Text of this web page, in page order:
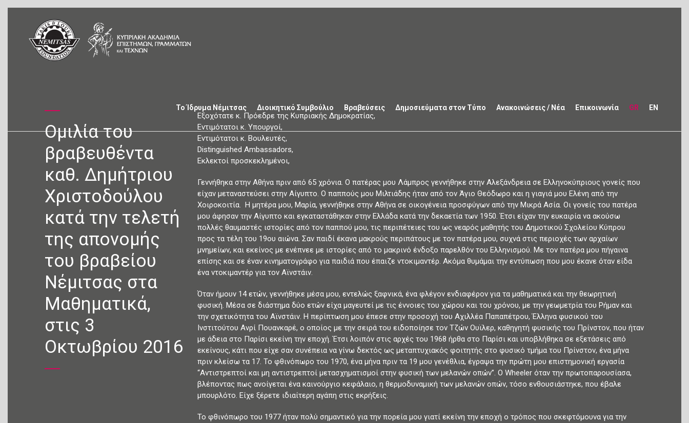
Το Ίδρυμα Νέμιτσας Διοικητικό Συμβούλιο Βραβεύσεις Δημοσιεύματα στον Τύπο Ανακοινώσεις / Νέα Επικοινωνία GR EN
Ομιλία του
βραβευθέντα
καθ. Δημήτριου
Χριστοδούλου
κατά την τελετή
της απονομής
του βραβείου
Νέμιτσας στα
Μαθηματικά,
στις 3
Οκτωβρίου 2016
Εξοχότατε κ. Πρόεδρε της Κυπριακής Δημοκρατίας,
Εντιμότατοι κ. Υπουργοί,
Εντιμότατοι κ. Βουλευτές,
Distinguished Ambassadors,
Εκλεκτοί προσκεκλημένοι,
Γεννήθηκα στην Αθήνα πριν από 65 χρόνια. Ο πατέρας μου Λάμπρος γεννήθηκε στην Αλεξάνδρεια σε Ελληνοκύπριους γονείς που
είχαν μεταναστεύσει στην Αίγυπτο. Ο παππούς μου Μιλτιάδης ήταν από τον Άγιο Θεόδωρο και η γιαγιά μου Ελένη από την
Χοιροκοιτία. Η μητέρα μου, Μαρία, γεννήθηκε στην Αθήνα σε οικογένεια προσφύγων από την Μικρά Ασία. Οι γονείς του πατέρα
μου άφησαν την Αίγυπτο και εγκαταστάθηκαν στην Ελλάδα κατά την δεκαετία των 1950. Έτσι είχαν την ευκαιρία να ακούσω
πολλές θαυμαστές ιστορίες από τον παππού μου, τις περιπέτειες του ως νεαρός μαθητής του Δημοτικού Σχολείου Κύπρου
προς τα τέλη του 19ου αιώνα. Σαν παιδί έκανα μακρούς περιπάτους με τον πατέρα μου, συχνά στις περιοχές των αρχαίων
μνημείων, και εκείνος με ενέπνεε με ιστορίες από το μακρινό ένδοξο παρελθόν του Ελληνισμού. Με τον πατέρα μου πήγαινα
επίσης και σε έναν κινηματογράφο για παιδιά που έπαιζε ντοκιμαντέρ. Ακόμα θυμάμαι την εντύπωση που μου έκανε όταν είδα
ένα ντοκιμαντέρ για τον Αϊνστάιν.
Όταν ήμουν 14 ετών, γεννήθηκε μέσα μου, εντελώς ξαφνικά, ένα φλέγον ενδιαφέρον για τα μαθηματικά και την θεωρητική
φυσική. Μέσα σε διάστημα δύο ετών είχα μαγευτεί με τις έννοιες του χώρου και του χρόνου, με την γεωμετρία του Ρήμαν και
την σχετικότητα του Αϊνστάιν. Η περίπτωση μου έπεσε στην προσοχή του Αχιλλέα Παπαπέτρου, Έλληνα φυσικού του
Ινστιτούτου Ανρί Πουανκαρέ, ο οποίος με την σειρά του ειδοποίησε τον Τζών Ουϊλερ, καθηγητή φυσικής του Πρίνστον, που ήταν
με άδεια στο Παρίσι εκείνη την εποχή. Έτσι λοιπόν στις αρχές του 1968 ήρθα στο Παρίσι και υποβλήθηκα σε εξετάσεις από
εκείνους, κάτι που είχε σαν συνέπεια να γίνω δεκτός ως μεταπτυχιακός φοιτητής στο φυσικό τμήμα του Πρίνστον, ένα μήνα
πριν κλείσω τα 17. Το φθινόπωρο του 1970, ένα μήνα πριν τα 19 μου γενέθλια, έγραψα την πρώτη μου επιστημονική εργασία
“Αντιστρεπτοί και μη αντιστρεπτοί μετασχηματισμοί στην φυσική των μελανών οπών”. Ο Wheeler όταν την πρωτοπαρουσίασα,
βλέποντας πως ανοίγεται ένα καινούργιο κεφάλαιο, η θερμοδυναμική των μελανών οπών, τόσο ενθουσιάστηκε, που έβαλε
μπουρλότο. Είχε ξέρετε ιδιαίτερη αγάπη στις εκρήξεις.
Το φθινόπωρο του 1977 ήταν πολύ σημαντικό για την πορεία μου γιατί εκείνη την εποχή ο τρόπος που σκεφτόμουνα για την